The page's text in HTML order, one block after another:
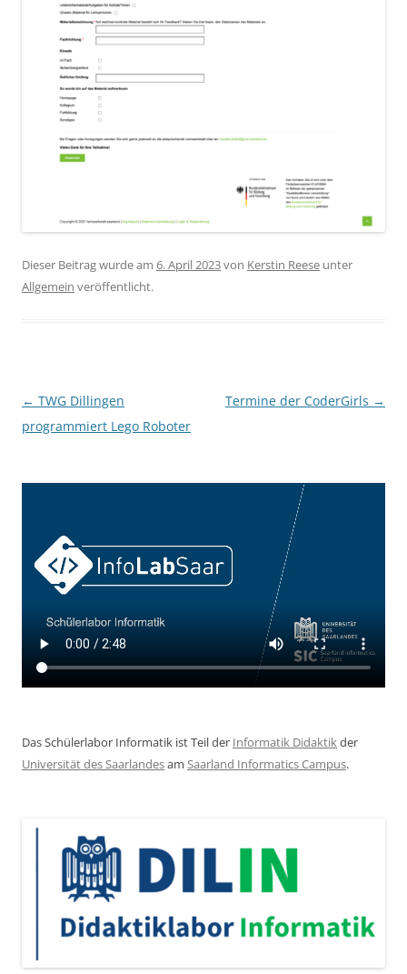
Dieser Beitrag wurde am 6. April 2023von Kerstin Reese unter
Allgemein veröffentlicht.
Beitragsnavigation
← TWG Dillingen
programmiert Lego Roboter
Termine der CoderGirls →
Das Schülerlabor Informatik ist Teil der Informatik Didaktikder
Universität des Saarlandesam Saarland Informatics Campus.